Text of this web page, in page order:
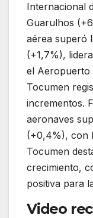
Internacional
Guarulhos
aérea superó
(+1,7%),
el Aeropuerto
Tocumen
incrementos.
aeronaves
(+0,4%), con
Tocumen
crecimiento,
positiva para
Video